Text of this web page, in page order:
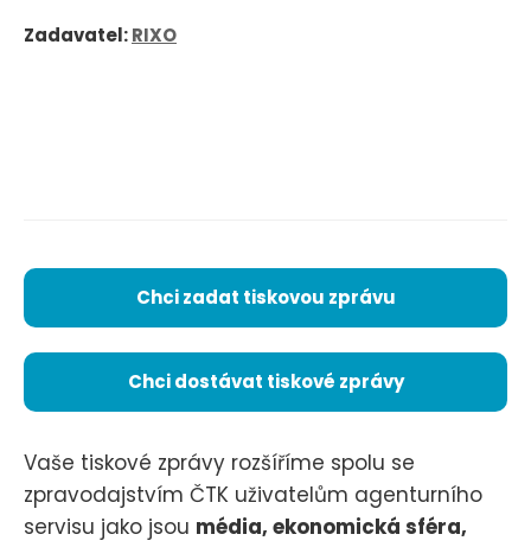
Zadavatel:RIXO
Chci zadat tiskovou zprávu
Chci dostávat tiskové zprávy
Vaše tiskové zprávy rozšíříme spolu se
zpravodajstvím ČTK uživatelům agenturního
servisu jako jsou média, ekonomická sféra,